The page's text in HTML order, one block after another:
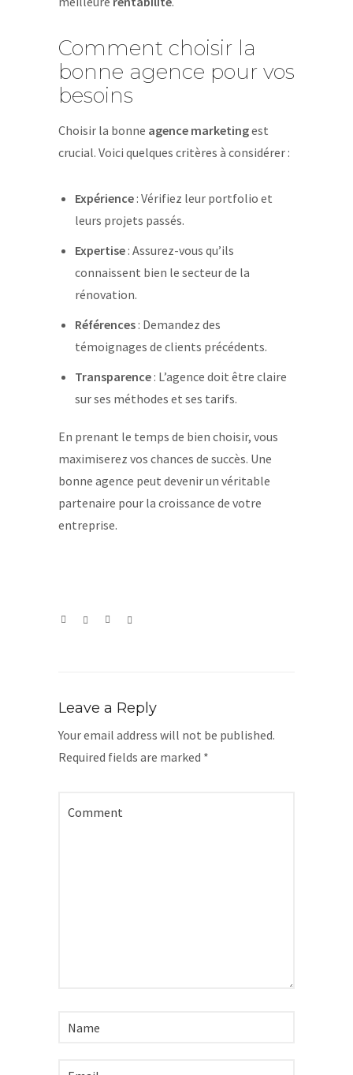
Comment choisir la
bonne agence pour vos
besoins
Choisir la bonne agence marketingest
crucial. Voici quelques critères à considérer :
Expérience: Vérifiez leur portfolio et
leurs projets passés.
Expertise: Assurez-vous qu’ils
connaissent bien le secteur de la
rénovation.
Références: Demandez des
témoignages de clients précédents.
Transparence: L’agence doit être claire
sur ses méthodes et ses tarifs.
En prenant le temps de bien choisir, vous
maximiserez vos chances de succès. Une
bonne agence peut devenir un véritable
partenaire pour la croissance de votre
entreprise.
Leave a Reply
Your email address will not be published.
Required fields are marked *